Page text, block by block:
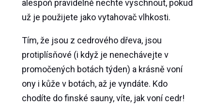
alespoň pravidelně nechte vyschnout, pokud
už je použijete jako vytahovač vlhkosti.
Tím, že jsou z cedrového dřeva, jsou
protiplísňové (i když je nenechávejte v
promočených botách týden) a krásně voní
ony i kůže v botách, až je vyndáte. Kdo
chodíte do finské sauny, víte, jak voní cedr!